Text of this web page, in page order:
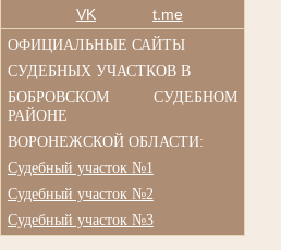
VK t.me
ОФИЦИАЛЬНЫЕ САЙТЫ
СУДЕБНЫХ УЧАСТКОВ В
БОБРОВСКОМ СУДЕБНОМ
РАЙОНЕ
ВОРОНЕЖСКОЙ ОБЛАСТИ:
Судебный участок №1
Судебный участок №2
Судебный участок №3